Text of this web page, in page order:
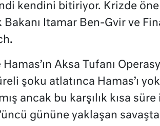
kendini bitiriyor. Krizde öne
Itamar Ben-Gvir ve
Hamas’ın Aksa Tufanı
şoku atlatınca Hamas’ı
ancak bu karşılık kısa
gününe yaklaşan